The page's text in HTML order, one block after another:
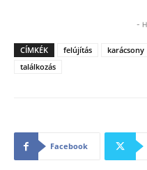
-
CÍMKÉK felújítás karácsony
találkozás
Facebook